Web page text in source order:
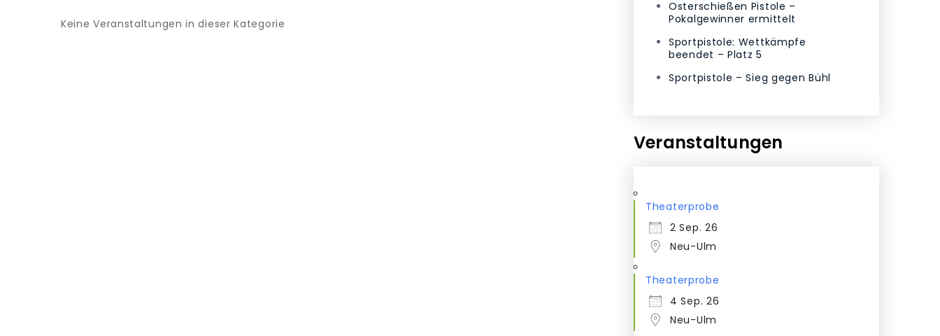
Keine Veranstaltungen in dieser Kategorie
Osterschießen Pistole –
Pokalgewinner ermittelt
Sportpistole: Wettkämpfe
beendet – Platz 5
Sportpistole – Sieg gegen Bühl
Veranstaltungen
Theaterprobe
2 Sep. 26
Neu-Ulm
Theaterprobe
4 Sep. 26
Neu-Ulm